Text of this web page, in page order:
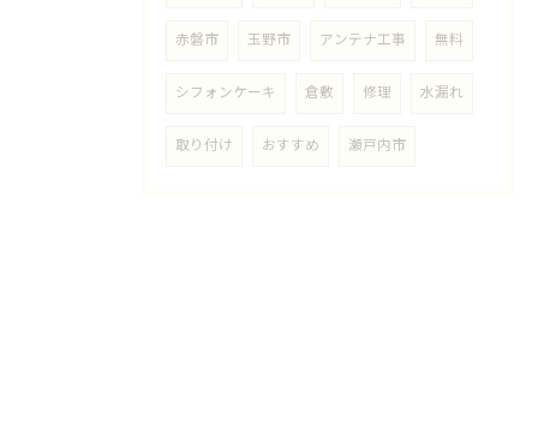
赤磐市 玉野市 アンテナ工事 無料
シフォンケーキ 倉敷 修理 水漏れ
取り付け おすすめ 瀬戸内市